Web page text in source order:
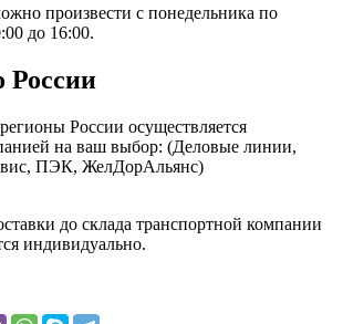
произвести с понедельника по
до 16:00.
России
России осуществляется
на ваш выбор: (Деловые линии,
ПЭК, ЖелДорАльянс)
до склада транспортной компании
индивидуально.